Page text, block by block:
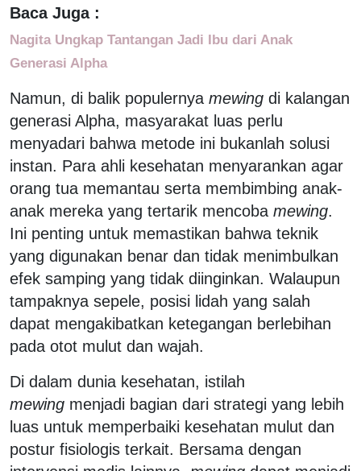
Baca Juga :
Nagita Ungkap Tantangan Jadi Ibu dari Anak
Generasi Alpha
Namun, di balik populernya mewing di kalangan
generasi Alpha, masyarakat luas perlu
menyadari bahwa metode ini bukanlah solusi
instan. Para ahli kesehatan menyarankan agar
orang tua memantau serta membimbing anak-
anak mereka yang tertarik mencoba mewing.
Ini penting untuk memastikan bahwa teknik
yang digunakan benar dan tidak menimbulkan
efek samping yang tidak diinginkan. Walaupun
tampaknya sepele, posisi lidah yang salah
dapat mengakibatkan ketegangan berlebihan
pada otot mulut dan wajah.
Di dalam dunia kesehatan, istilah
mewing menjadi bagian dari strategi yang lebih
luas untuk memperbaiki kesehatan mulut dan
postur fisiologis terkait. Bersama dengan